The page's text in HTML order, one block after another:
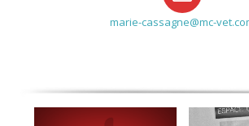
marie-cassagne@mc-
Dr.